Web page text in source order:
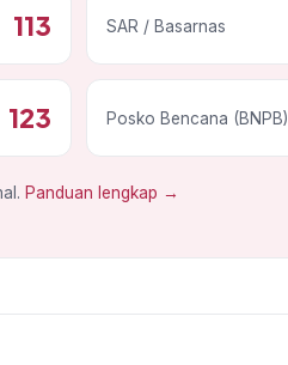
113 SAR / Basarnas
123 Posko Bencana (BNPB)
Panduan lengkap →